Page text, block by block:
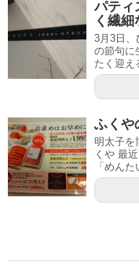
パティ
く繊
3月3日、
の節句に
たく迎え
ふく
明太子を
くや 最
「めん